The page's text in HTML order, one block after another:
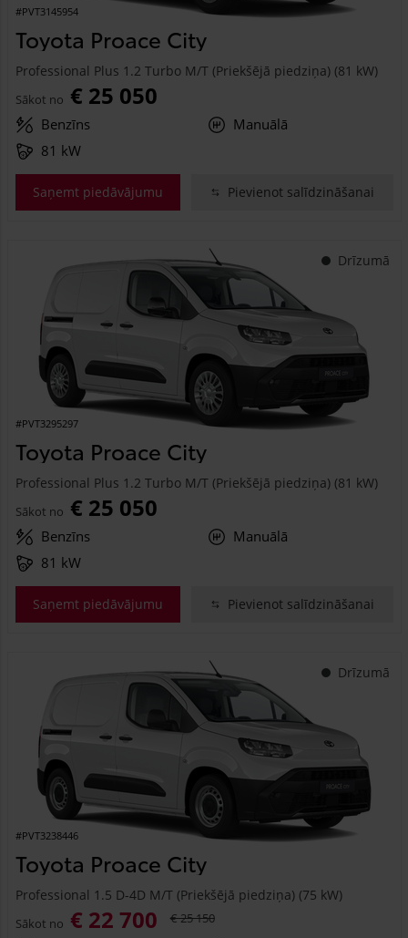
#PVT3145954
Toyota Proace City
Professional Plus 1.2 Turbo M/T (Priekšējā piedziņa) (81 kW)
Sākot no € 25 050
Benzīns
Manuālā
81 kW
Saņemt piedāvājumu Pievienot salīdzināšanai
Drīzumā
#PVT3295297
Toyota Proace City
Professional Plus 1.2 Turbo M/T (Priekšējā piedziņa) (81 kW)
Sākot no € 25 050
Benzīns
Manuālā
81 kW
Saņemt piedāvājumu Pievienot salīdzināšanai
Drīzumā
#PVT3238446
Toyota Proace City
Professional 1.5 D-4D M/T (Priekšējā piedziņa) (75 kW)
Sākot no € 22 700 € 25 150